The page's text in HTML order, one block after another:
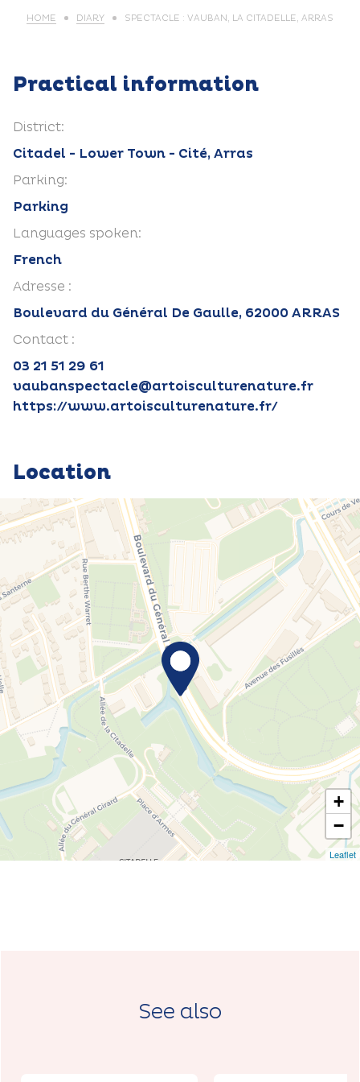
HOME DIARY SPECTACLE : VAUBAN, LA CITADELLE, ARRAS
Practical information
District:
Citadel - Lower Town - Cité, Arras
Parking:
Parking
Languages spoken:
French
Adresse :
Boulevard du Général De Gaulle, 62000 ARRAS
Contact :
03 21 51 29 61
vaubanspectacle@artoisculturenature.fr
https://www.artoisculturenature.fr/
Location
+
−
Leaflet
See also